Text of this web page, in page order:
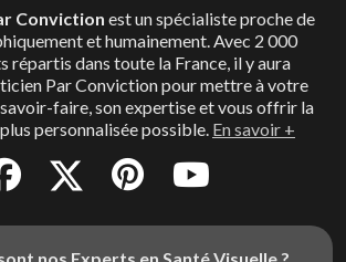
Conviction est un spécialiste proche de
et humainement. Avec 2 000
répartis dans toute la France, il y aura
Par Conviction pour mettre à votre
faire, son expertise et vous offrir la
personnalisée possible. En savoir +
nos Experts en Santé Visuelle ?